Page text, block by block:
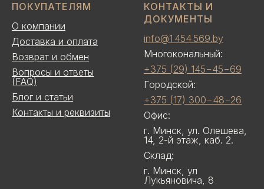
ПОКУПАТЕЛЯМ
О компании
Доставка и оплата
Возврат и обмен
Вопросы и ответы
(FAQ)
Блог и статьи
Контакты и реквизиты
КОНТАКТЫ И
ДОКУМЕНТЫ
info@1 454 569.by
Многокональный:
+375 (29) 145−45−69
Городской:
+375 (17) 300−48−26
Офис:
г. Минск, ул. Олешева,
14, 2-й этаж, каб. 2.
Склад:
г. Минск, ул
Лукьяновича, 8